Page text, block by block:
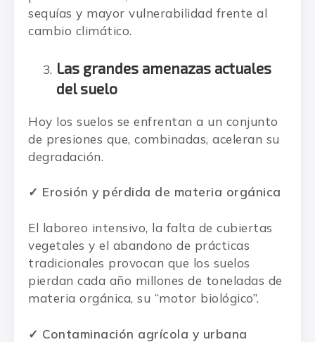
sequías y mayor vulnerabilidad frente al
cambio climático.
Las grandes amenazas actuales
del suelo
Hoy los suelos se enfrentan a un conjunto
de presiones que, combinadas, aceleran su
degradación.
✓ Erosión y pérdida de materia orgánica
El laboreo intensivo, la falta de cubiertas
vegetales y el abandono de prácticas
tradicionales provocan que los suelos
pierdan cada año millones de toneladas de
materia orgánica, su “motor biológico”.
✓ Contaminación agrícola y urbana